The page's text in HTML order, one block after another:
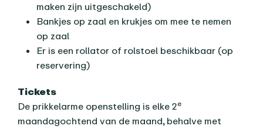
maken zijn uitgeschakeld)
Bankjes op zaal en krukjes om mee te nemen
op zaal
Er is een rollator of rolstoel beschikbaar (op
reservering)
Tickets
De prikkelarme openstelling is elke 2e
maandagochtend van de maand, behalve met